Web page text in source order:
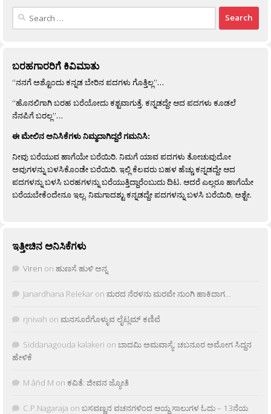
Search
ಬರಹಗಾರರಿಗೆ ಕಿವಿಮಾತು
“ನನಗೆ ಅಶ್ಟೊಂದು ಕನ್ನಡ ಬೇರಿನ ಪದಗಳು ಗೊತ್ತಿಲ್ಲ”…
“ಹೊನಲಿಗಾಗಿ ಬರಹ ಬರೆಯೋದು ಕಶ್ಟವಾಗುತ್ತೆ. ಕನ್ನಡದ್ದೇ ಆದ ಪದಗಳು ಕೂಡಲೆ
ನೆನಪಿಗೆ ಬರಲ್ಲ”…
ಈ ಮೇಲಿನ ಅನಿಸಿಕೆಗಳು ನಿಮ್ಮದಾಗಿದ್ದರೆ ಗಮನಿಸಿ:
ನೀವು ಬರೆಯುವ ಹಾಗೆಯೇ ಬರೆಯಿರಿ. ನಿಮಗೆ ಯಾವ ಪದಗಳು ತೋಚುವುದೋ
ಅವುಗಳನ್ನು ಬಳಸಿಕೊಂಡೇ ಬರೆಯಿರಿ. ಇಲ್ಲಿ ಕೆಲವರು ಬಹಳ ಹೆಚ್ಚು ಕನ್ನಡದ್ದೇ ಆದ
ಪದಗಳನ್ನು ಬಳಸಿ ಬರಹಗಳನ್ನು ಬರೆಯುತ್ತಿದ್ದಾರೆಂಬುದು ದಿಟ. ಆದರೆ ಎಲ್ಲರೂ ಹಾಗೆಯೇ
ಬರೆಯಬೇಕೆಂದೇನೂ ಇಲ್ಲ. ನಿಮಗಾದಶ್ಟು ಕನ್ನಡದ್ದೇ ಪದಗಳನ್ನು ಬಳಸಿ ಬರೆಯಿರಿ, ಅಶ್ಟೇ.
ಇತ್ತೀಚಿನ ಅನಿಸಿಕೆಗಳು
Viren on ಹುಣಸೆ ಹುಳಿ ಅನ್ನ
Janardhana Relekar on ಮರದ ನೆರಳನು ಮರವೇ ನುಂಗಿ ಹಾಕಿದಾಗ…
rjnivah on ಮನಸೂರೆಗೊಳ್ಳುವ ಲೈಟ್ಲಮ್ ಕಣಿವೆ
Siddanagouda kalakeri on ಬಾದಮಿ ಅಮವಾಸ್ಯೆ: ಚಬನೂರ ಅಮೋಗ ಸಿದ್ದನ
ಹೇಳಿಕೆ
M âñd M on ಕವಿತೆ: ಜೀವನ ಜ್ಯೋತಿ
C.P.Nagaraja on ಬಸವಣ್ಣನ ವಚನಗಳಿಂದ ಆಯ್ದ ಸಾಲುಗಳ ಓದು – 13ನೆಯ